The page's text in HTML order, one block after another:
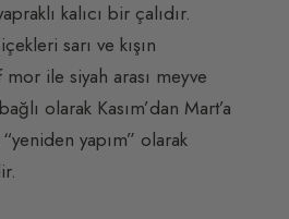
kalıcı bir çalıdır.
sarı ve kışın
mor ile siyah arası meyve
olarak Kasım’dan Mart’a
yapım” olarak